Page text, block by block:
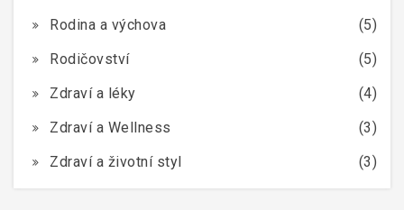
Rodina a výchova
(5)
Rodičovství
(5)
Zdraví a léky
(4)
Zdraví a Wellness
(3)
Zdraví a životní styl
(3)